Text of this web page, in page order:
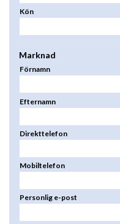
Kön
Marknad
Förnamn
Efternamn
Direkttelefon
Mobiltelefon
Personlig e-post